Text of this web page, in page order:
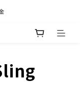
享有新客購物金50元。
客享有新客購物金50元。